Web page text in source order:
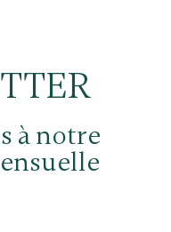
à notre